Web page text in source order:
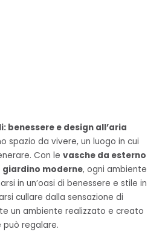
benessere e design all’aria
spazio da vivere, un luogo in cui
Con levasche da esterno
giardino moderne, ogni ambiente
in un’oasi di benessere e stile in
cullare dalla sensazione di
un ambiente realizzato e creato
regalare.